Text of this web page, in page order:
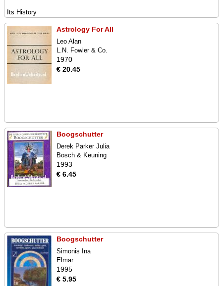
Its History
Astrology For All
Leo Alan
L.N. Fowler & Co.
1970
€ 20.45
Boogschutter
Derek Parker Julia
Bosch & Keuning
1993
€ 6.45
Boogschutter
Simonis Ina
Elmar
1995
€ 5.95